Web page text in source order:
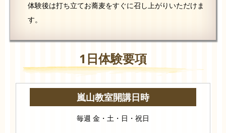
体験後は打ち立てお蕎麦をすぐに召し上がりいただけま
す。
1日体験要項
嵐山教室開講日時
毎週 金・土・日・祝日